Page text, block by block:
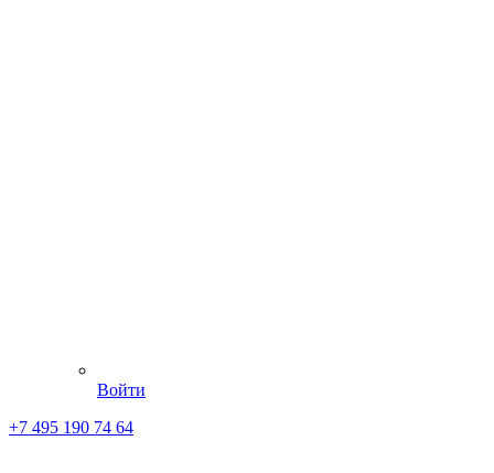
Войти
+7 495 190 74 64